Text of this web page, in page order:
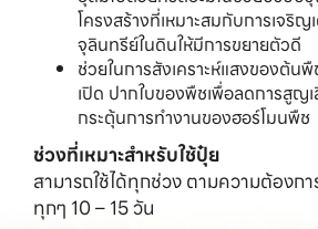
โครงสร้างที่เหมาะสมกับการเจริญ
จุลินทรีย์ในดินให้มีการขยายตัวดี
ช่วยในการสังเคราะห์แสงของต้น
เปิด ปากใบของพืชเพื่อลดการสูญ
กระตุ้นการทำงานของฮอร์โมนพืช
ช่วงที่เหมาะสำหรับใช้ปุ๋ย
สามารถใช้ได้ทุกช่วง ตามความต้องก
ทุกๆ 10 – 15 วัน